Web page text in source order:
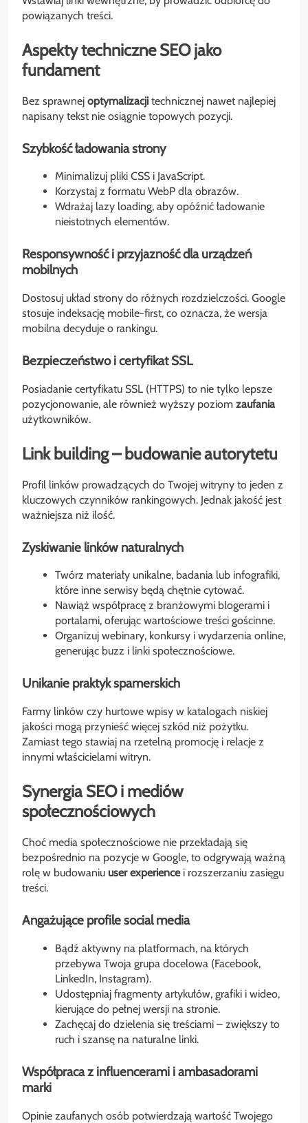
powiązanych treści.
Aspekty techniczne SEO jako
fundament
Bez sprawnej optymalizacji technicznej nawet najlepiej
napisany tekst nie osiągnie topowych pozycji.
Szybkość ładowania strony
Minimalizuj pliki CSS i JavaScript.
Korzystaj z formatu WebP dla obrazów.
Wdrażaj lazy loading, aby opóźnić ładowanie
nieistotnych elementów.
Responsywność i przyjazność dla urządzeń
mobilnych
Dostosuj układ strony do różnych rozdzielczości. Google
stosuje indeksację mobile-first, co oznacza, że wersja
mobilna decyduje o rankingu.
Bezpieczeństwo i certyfikat SSL
Posiadanie certyfikatu SSL (HTTPS) to nie tylko lepsze
pozycjonowanie, ale również wyższy poziom zaufania
użytkowników.
Link building – budowanie autorytetu
Profil linków prowadzących do Twojej witryny to jeden z
kluczowych czynników rankingowych. Jednak jakość jest
ważniejsza niż ilość.
Zyskiwanie linków naturalnych
Twórz materiały unikalne, badania lub infografiki,
które inne serwisy będą chętnie cytować.
Nawiąż współpracę z branżowymi blogerami i
portalami, oferując wartościowe treści gościnne.
Organizuj webinary, konkursy i wydarzenia online,
generując buzz i linki społecznościowe.
Unikanie praktyk spamerskich
Farmy linków czy hurtowe wpisy w katalogach niskiej
jakości mogą przynieść więcej szkód niż pożytku.
Zamiast tego stawiaj na rzetelną promocję i relacje z
innymi właścicielami witryn.
Synergia SEO i mediów
społecznościowych
Choć media społecznościowe nie przekładają się
bezpośrednio na pozycje w Google, to odgrywają ważną
rolę w budowaniu user experiencei rozszerzaniu zasięgu
treści.
Angażujące profile social media
Bądź aktywny na platformach, na których
przebywa Twoja grupa docelowa (Facebook,
LinkedIn, Instagram).
Udostępniaj fragmenty artykułów, grafiki i wideo,
kierujące do pełnej wersji na stronie.
Zachęcaj do dzielenia się treściami – zwiększy to
ruch i szansę na naturalne linki.
Współpraca z influencerami i ambasadorami
marki
Opinie zaufanych osób potwierdzają wartość Twojego